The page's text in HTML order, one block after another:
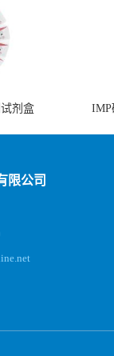
剂盒 IMP
限公司